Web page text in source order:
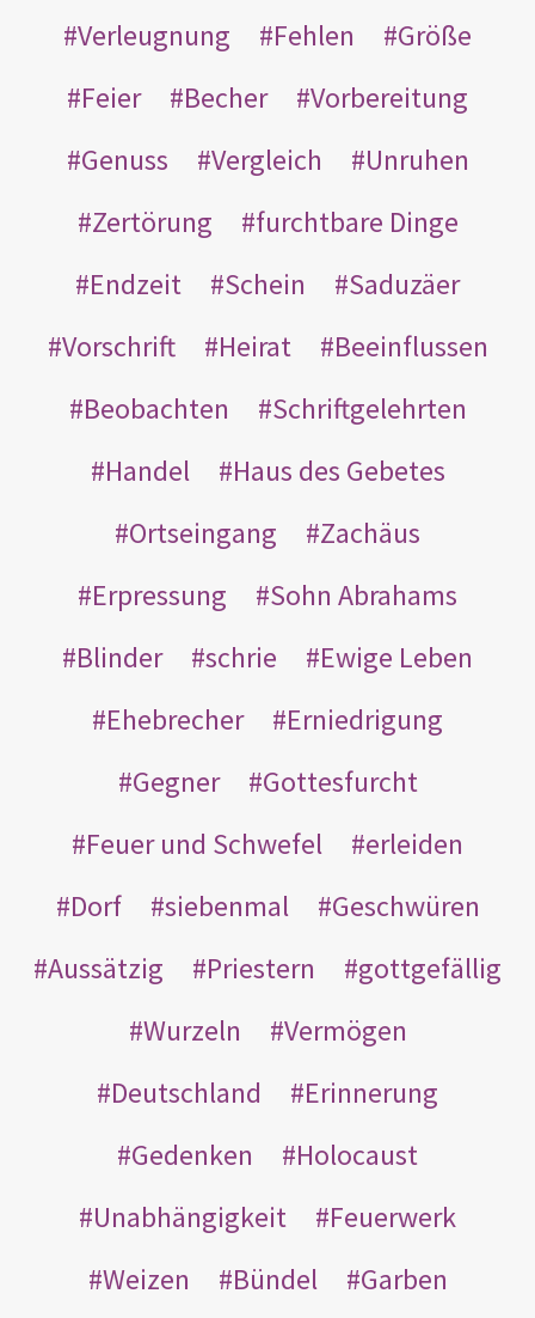
Verleugnung Fehlen
Größe
Feier
Becher
Vorbereitung
Genuss
Vergleich
Unruhen
Zertörung
furchtbare Dinge
Endzeit
Schein
Saduzäer
Vorschrift
Heirat
Beeinflussen
Beobachten
Schriftgelehrten
Handel
Haus des Gebetes
Ortseingang
Zachäus
Erpressung
Sohn Abrahams
Blinder
schrie
Ewige Leben
Ehebrecher
Erniedrigung
Gegner
Gottesfurcht
Feuer und Schwefel
erleiden
Dorf
siebenmal
Geschwüren
Aussätzig
Priestern
gottgefällig
Wurzeln
Vermögen
Deutschland
Erinnerung
Gedenken
Holocaust
Unabhängigkeit
Feuerwerk
Weizen
Bündel
Garben